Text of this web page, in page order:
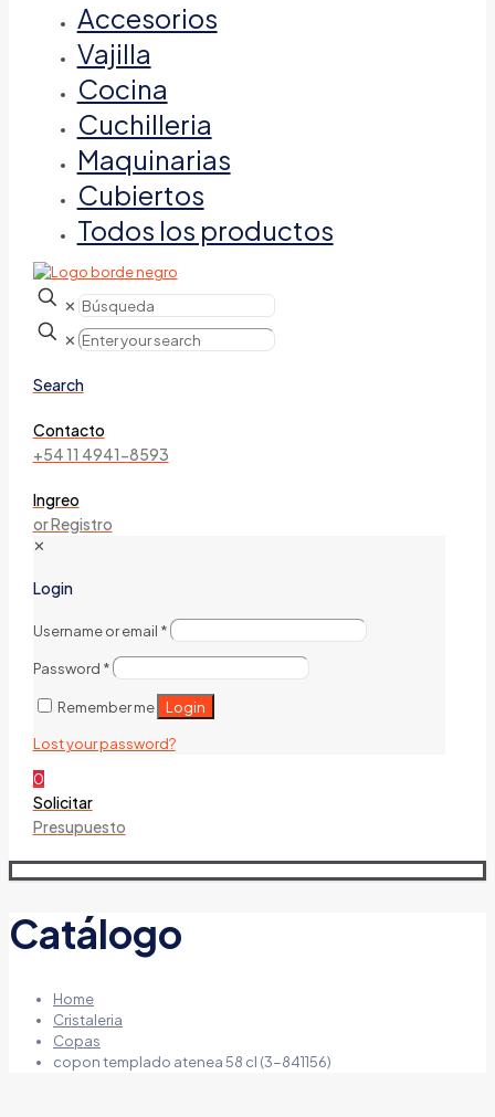
Accesorios
Vajilla
Cocina
Cuchilleria
Maquinarias
Cubiertos
Todos los productos
✕
✕
Search
Contacto
+54 11 4941-8593
Ingreo
or Registro
✕
Login
Username or email *
Password *
Remember me Login
Lost your password?
0
Solicitar
Presupuesto
Catálogo
Home
Cristaleria
Copas
copon templado atenea 58 cl (3-841156)